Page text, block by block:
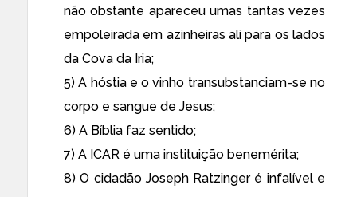
não obstante apareceu umas tantas vezes
empoleirada em azinheiras ali para os lados
da Cova da Iria;
5) A hóstia e o vinho transubstanciam-se no
corpo e sangue de Jesus;
6) A Bíblia faz sentido;
7) A ICAR é uma instituição benemérita;
8) O cidadão Joseph Ratzinger é infalível e